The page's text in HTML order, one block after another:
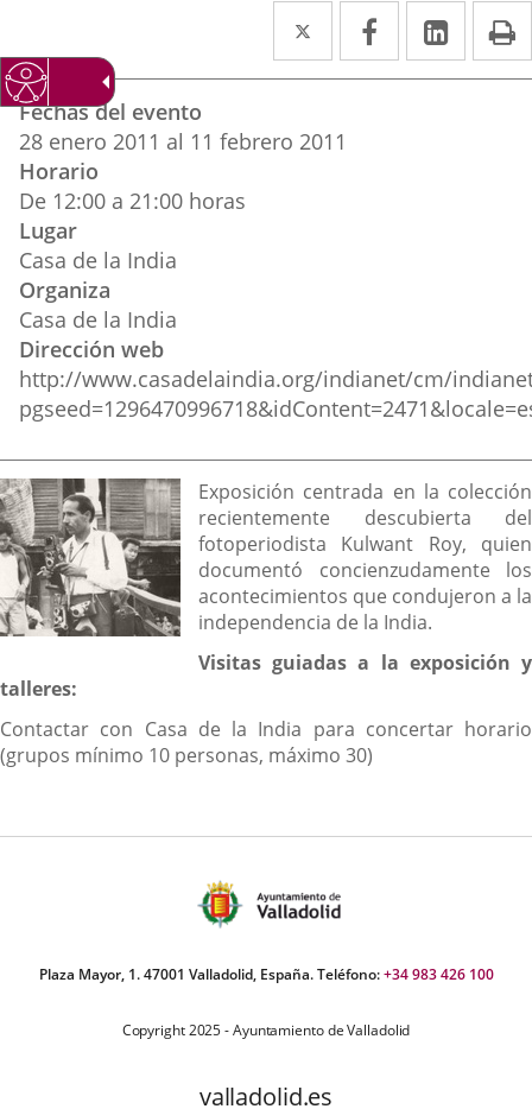
Twitter
Enlace
a
aplicación
Facebook
Enlace
a
Enlace
a
Datos
del
evento
Fechas del evento
28 enero 2011 al 11 febrero 2011
Horario
De 12:00 a 21:00 horas
Lugar
Casa de la India
Organiza
Casa de la India
Dirección web
http://www.casadelaindia.org/indianet/cm/indianet/
Descripción
Exposición centrada en la colección
recientemente descubierta del
fotoperiodista Kulwant Roy, quien
documentó concienzudamente los
acontecimientos que condujeron a la
independencia de la India.
Visitas guiadas a la exposición y
talleres:
Contactar con Casa de la India para concertar horario
(grupos mínimo 10 personas, máximo 30)
Plaza Mayor, 1. 47001 Valladolid, España. Teléfono:+34 983 426 100
Copyright 2025 - Ayuntamiento de Valladolid
valladolid.es